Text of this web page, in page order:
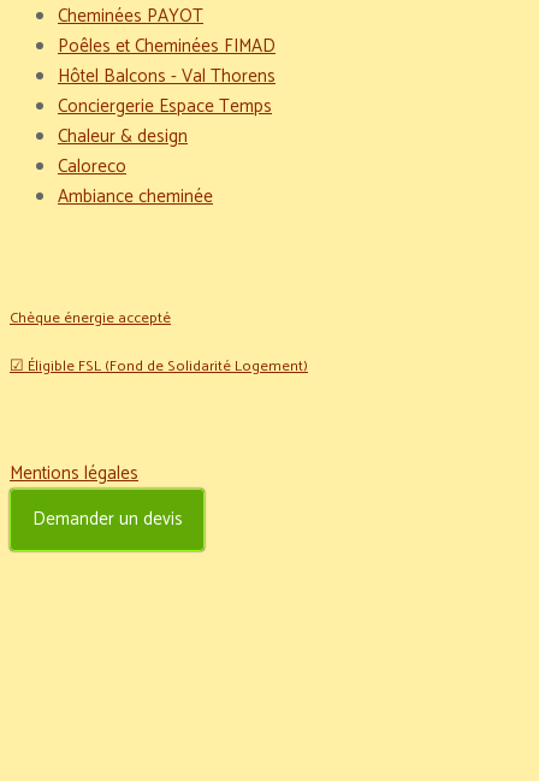
Cheminées PAYOT
Poêles et Cheminées FIMAD
Hôtel Balcons - Val Thorens
Conciergerie Espace Temps
Chaleur & design
Caloreco
Ambiance cheminée
Chèque énergie accepté
☑ Éligible FSL (Fond de Solidarité Logement)
Mentions légales
Demander un devis